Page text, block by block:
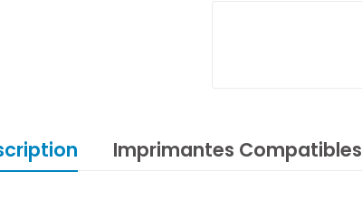
Imprimantes Compatibles